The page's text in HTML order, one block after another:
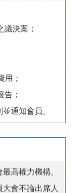
決案；
用；
；
通知會員。
高權力機構。
會不論出席人